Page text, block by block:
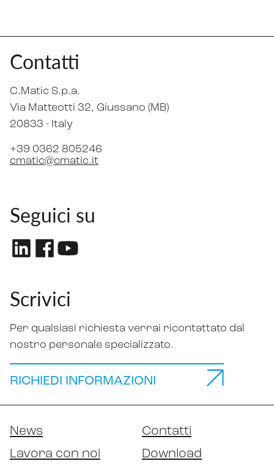
Contatti
C.Matic S.p.a.
Via Matteotti 32, Giussano (MB)
20833 - Italy
+39 0362 805246
cmatic@cmatic.it
Seguici su
Scrivici
Per qualsiasi richiesta verrai ricontattato dal
nostro personale specializzato.
RICHIEDI INFORMAZIONI
News
Contatti
Lavora con noi
Download